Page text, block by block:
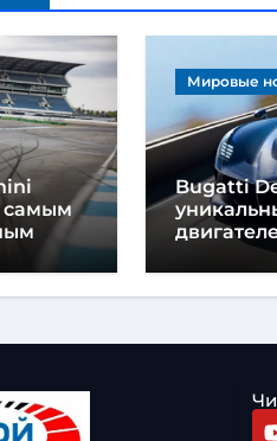
самым
Мировые
Bugatti
высотой